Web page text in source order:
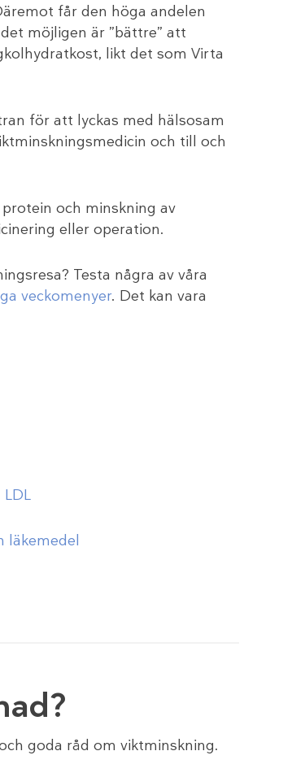
får den höga andelen
möjligen är ”bättre” att
likt det som Virta
för att lyckas med hälsosam
och till och
och minskning av
eller operation.
Testa några av våra
veckomenyer. Det kan vara
läkemedel
goda råd om viktminskning.